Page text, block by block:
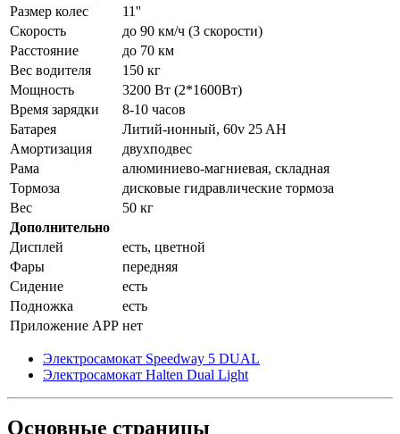
Размер колес
11''
Скорость
до 90 км/ч (3 скорости)
Расстояние
до 70 км
Вес водителя
150 кг
Мощность
3200 Вт (2*1600Вт)
Время зарядки
8-10 часов
Батарея
Литий-ионный, 60v 25 AH
Амортизация
двухподвес
Рама
алюминиево-магниевая, складная
Тормоза
дисковые гидравлические тормоза
Вес
50 кг
Дополнительно
Дисплей
есть, цветной
Фары
передняя
Сидение
есть
Подножка
есть
Приложение APP нет
Электросамокат Speedway 5 DUAL
Электросамокат Halten Dual Light
Основные страницы